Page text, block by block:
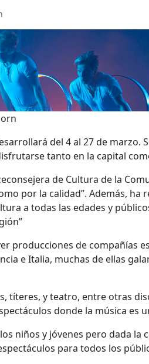
del 4 al 27 de marzo.
tanto en la capital
de Cultura de la
por la calidad”. Además,
a todas las edades y
producciones de compañías
e Italia, muchas de ellas
títeres, y teatro, entre otras
donde la música es
niños y jóvenes pero dada la
para todos los